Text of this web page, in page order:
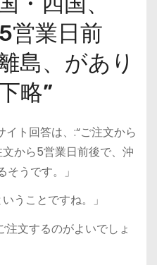
営業日前
島、があり
略”
ト回答は、:“ご注文から
から5営業日前後で、沖
うです。」
うことですね。」
文するのがよいでしょ